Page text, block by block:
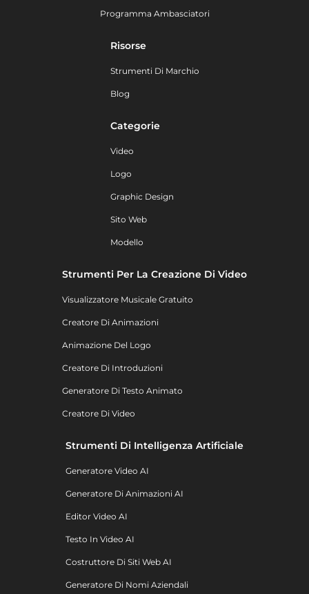
Programma Ambasciatori
Risorse
Strumenti Di Marchio
Blog
Categorie
Video
Logo
Graphic Design
Sito Web
Modello
Strumenti Per La Creazione Di Video
Visualizzatore Musicale Gratuito
Creatore Di Animazioni
Animazione Del Logo
Creatore Di Introduzioni
Generatore Di Testo Animato
Creatore Di Video
Strumenti Di Intelligenza Artificiale
Generatore Video AI
Generatore Di Animazioni AI
Editor Video AI
Testo In Video AI
Costruttore Di Siti Web AI
Generatore Di Nomi Aziendali